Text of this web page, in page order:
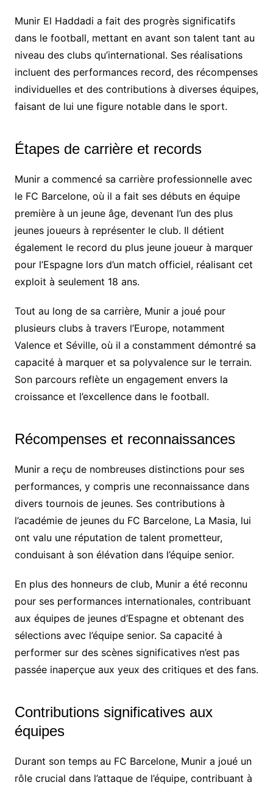
Munir El Haddadi a fait des progrès significatifs
dans le football, mettant en avant son talent tant au
niveau des clubs qu’international. Ses réalisations
incluent des performances record, des récompenses
individuelles et des contributions à diverses équipes,
faisant de lui une figure notable dans le sport.
Étapes de carrière et records
Munir a commencé sa carrière professionnelle avec
le FC Barcelone, où il a fait ses débuts en équipe
première à un jeune âge, devenant l’un des plus
jeunes joueurs à représenter le club. Il détient
également le record du plus jeune joueur à marquer
pour l’Espagne lors d’un match officiel, réalisant cet
exploit à seulement 18 ans.
Tout au long de sa carrière, Munir a joué pour
plusieurs clubs à travers l’Europe, notamment
Valence et Séville, où il a constamment démontré sa
capacité à marquer et sa polyvalence sur le terrain.
Son parcours reflète un engagement envers la
croissance et l’excellence dans le football.
Récompenses et reconnaissances
Munir a reçu de nombreuses distinctions pour ses
performances, y compris une reconnaissance dans
divers tournois de jeunes. Ses contributions à
l’académie de jeunes du FC Barcelone, La Masia, lui
ont valu une réputation de talent prometteur,
conduisant à son élévation dans l’équipe senior.
En plus des honneurs de club, Munir a été reconnu
pour ses performances internationales, contribuant
aux équipes de jeunes d’Espagne et obtenant des
sélections avec l’équipe senior. Sa capacité à
performer sur des scènes significatives n’est pas
passée inaperçue aux yeux des critiques et des fans.
Contributions significatives aux
équipes
Durant son temps au FC Barcelone, Munir a joué un
rôle crucial dans l’attaque de l’équipe, contribuant à